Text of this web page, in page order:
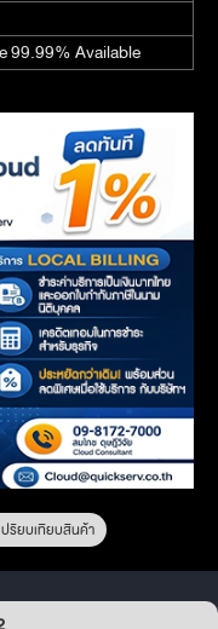
99.99% Available
ปรียบเทียบสินค้า